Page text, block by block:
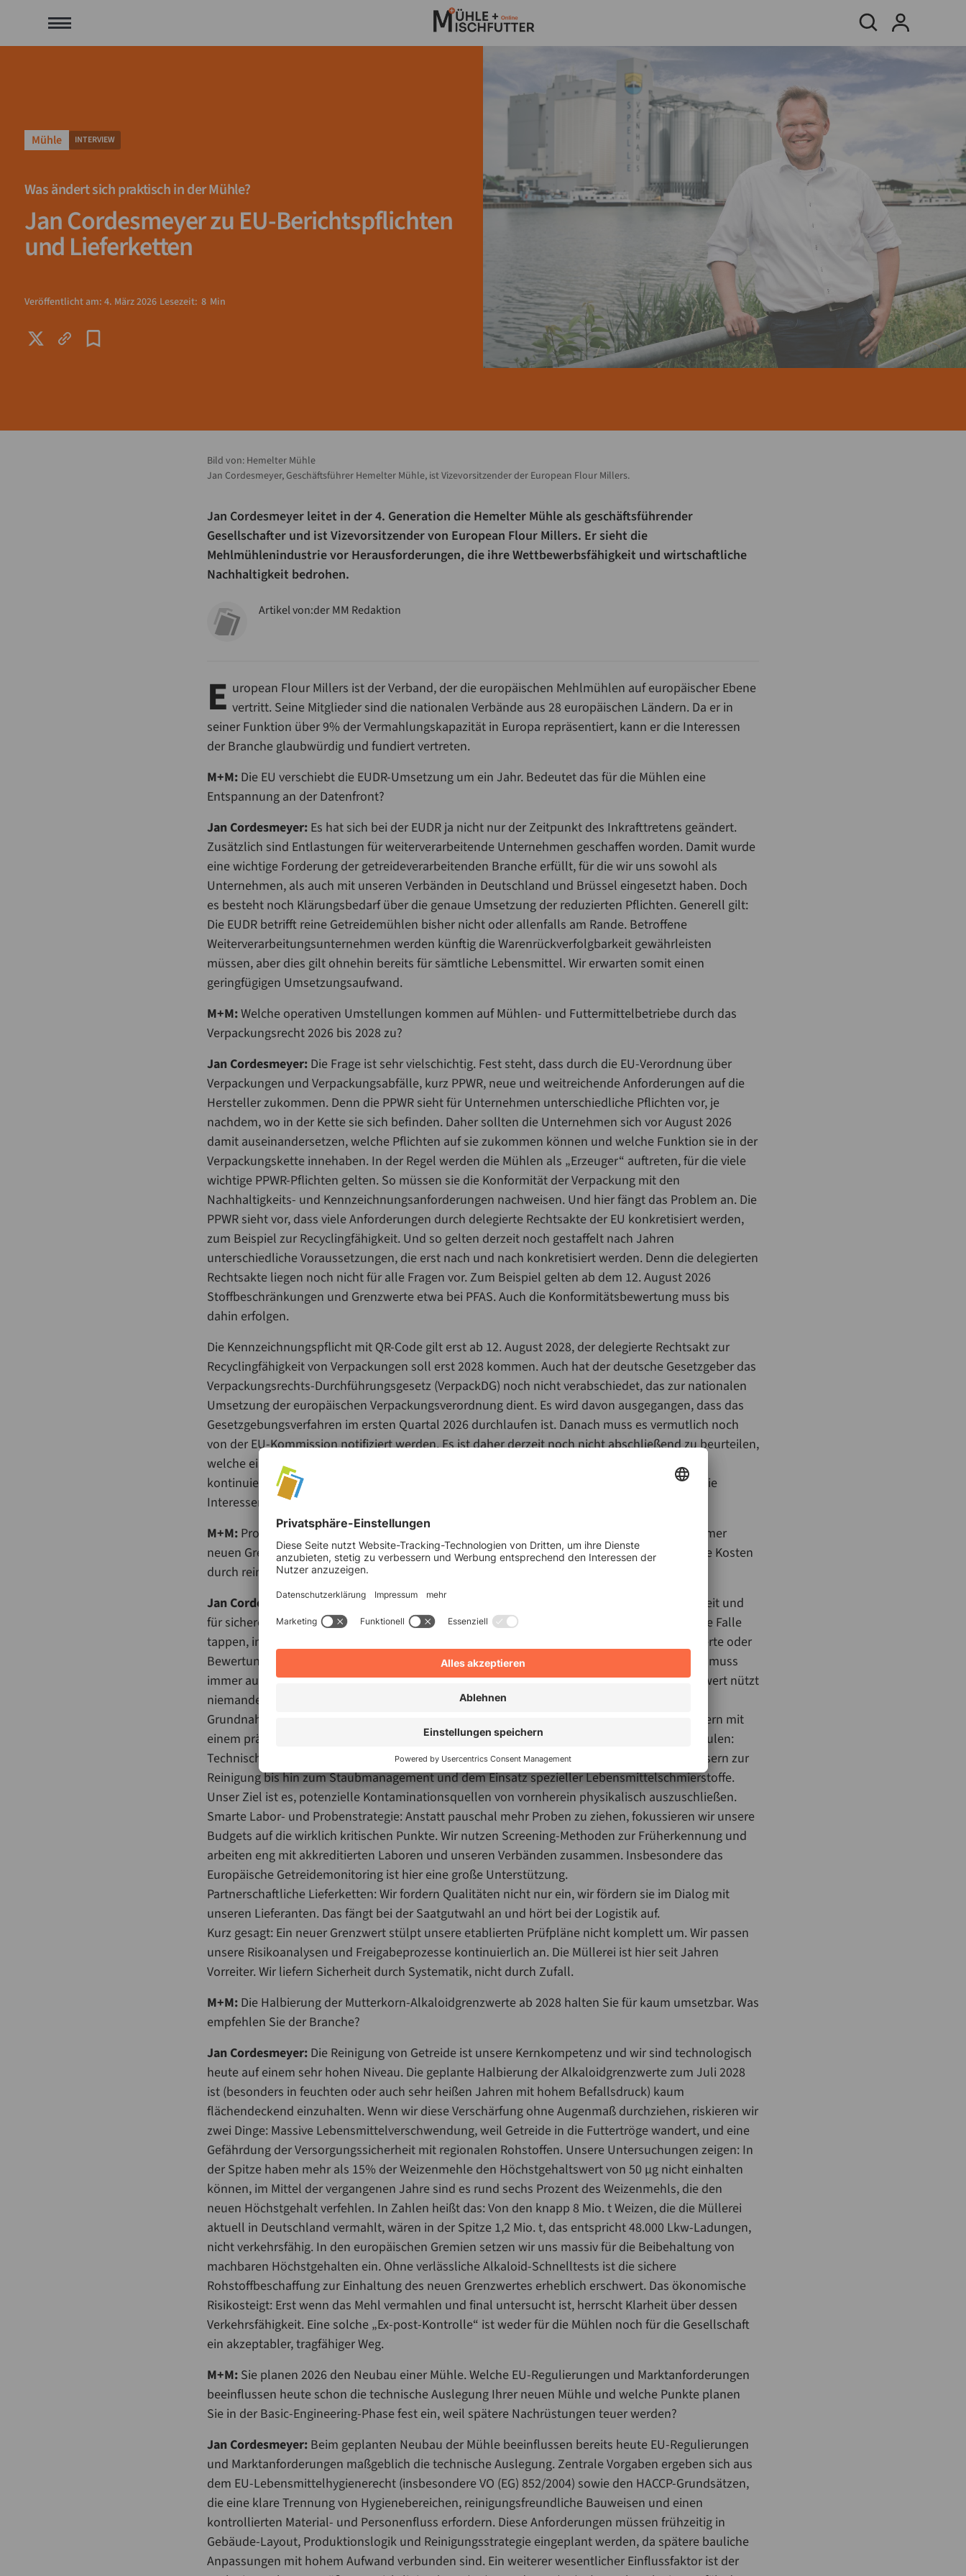
Mühle INTERVIEW
Was ändert sich praktisch in der Mühle?
Jan Cordesmeyer zu EU-Berichtspflichten
und Lieferketten
Veröffentlicht am: 4. März2026 Lesezeit: 8 Min
Bild von: Hemelter Mühle
Jan Cordesmeyer, Geschäftsführer Hemelter Mühle, ist Vizevorsitzender der European Flour Millers.
Jan Cordesmeyer leitet in der 4. Generation die Hemelter Mühle als geschäftsführender
Gesellschafter und ist Vizevorsitzender von European Flour Millers. Er sieht die
Mehlmühlenindustrie vor Herausforderungen, die ihre Wettbewerbsfähigkeit und wirtschaftliche
Nachhaltigkeit bedrohen.
Artikel von:der MM Redaktion
E uropean Flour Millers ist der Verband, der die europäischen Mehlmühlen auf europäischer Ebene
vertritt. Seine Mitglieder sind die nationalen Verbände aus 28 europäischen Ländern. Da er in
seiner Funktion über 9% der Vermahlungskapazität in Europa repräsentiert, kann er die Interessen
der Branche glaubwürdig und fundiert vertreten.
M+M: Die EU verschiebt die EUDR-Umsetzung um ein Jahr. Bedeutet das für die Mühlen eine
Entspannung an der Datenfront?
Jan Cordesmeyer: Es hat sich bei der EUDR ja nicht nur der Zeitpunkt des Inkrafttretens geändert.
Zusätzlich sind Entlastungen für weiterverarbeitende Unternehmen geschaffen worden. Damit wurde
eine wichtige Forderung der getreideverarbeitenden Branche erfüllt, für die wir uns sowohl als
Unternehmen, als auch mit unseren Verbänden in Deutschland und Brüssel eingesetzt haben. Doch
es besteht noch Klärungsbedarf über die genaue Umsetzung der reduzierten Pflichten. Generell gilt:
Die EUDR betrifft reine Getreidemühlen bisher nicht oder allenfalls am Rande. Betroffene
Weiterverarbeitungsunternehmen werden künftig die Warenrückverfolgbarkeit gewährleisten
müssen, aber dies gilt ohnehin bereits für sämtliche Lebensmittel. Wir erwarten somit einen
geringfügigen Umsetzungsaufwand.
M+M:Welche operativen Umstellungen kommen auf Mühlen- und Futtermittelbetriebe durch das
Verpackungsrecht 2026 bis 2028 zu?
Jan Cordesmeyer: Die Frage ist sehr vielschichtig. Fest steht, dass durch die EU-Verordnung über
Verpackungen und Verpackungsabfälle, kurz PPWR, neue und weitreichende Anforderungen auf die
Hersteller zukommen. Denn die PPWR sieht für Unternehmen unterschiedliche Pflichten vor, je
nachdem, wo in der Kette sie sich beﬁnden. Daher sollten die Unternehmen sich vor August 2026
damit auseinandersetzen, welche Pflichten auf sie zukommen können und welche Funktion sie in der
Verpackungskette innehaben. In der Regel werden die Mühlen als „Erzeuger“ auftreten, für die viele
wichtige PPWR-Pﬂichten gelten. So müssen sie die Konformität der Verpackung mit den
Nachhaltigkeits- und Kennzeichnungsanforderungen nachweisen. Und hier fängt das Problem an. Die
PPWR sieht vor, dass viele Anforderungen durch delegierte Rechtsakte der EU konkretisiert werden,
zum Beispiel zur Recyclingfähigkeit. Und so gelten derzeit noch gestaffelt nach Jahren
unterschiedliche Voraussetzungen, die erst nach und nach konkretisiert werden. Denn die delegierten
Rechtsakte liegen noch nicht für alle Fragen vor. Zum Beispiel gelten ab dem 12. August 2026
Stoffbeschränkungen und Grenzwerte etwa bei PFAS. Auch die Konformitätsbewertung muss bis
dahin erfolgen.
Die Kennzeichnungspﬂicht mit QR-Code gilt erst ab 12. August 2028, der delegierte Rechtsakt zur
Recyclingfähigkeit von Verpackungen soll erst 2028 kommen. Auch hat der deutsche Gesetzgeber das
Verpackungsrechts-Durchführungsgesetz (VerpackDG) noch nicht verabschiedet, das zur nationalen
Umsetzung der europäischen Verpackungsverordnung dient. Es wird davon ausgegangen, dass das
Gesetzgebungsverfahren im ersten Quartal 2026 durchlaufen ist. Danach muss es vermutlich noch
von der EU-Kommission notifiziert werden. Es ist daher derzeit noch nicht abschließend zu beurteilen,
welche einzelnen Umstellungen die Betriebe vornehmen müssen. Der VGMS ist hier aber
kontinuierlich dabei, seine Mitglieder über den aktuellen Sachstand zu informieren und für die
Interessen seiner Mitglieder in den einzelnen Verfahren einzutreten.
M+M: Produktsicherheit gilt als der härteste Kern der Compliance. Wie gehen Mühlen mit immer
neuen Grenzwerten, etwa bei MOAH, um, ohne dass die Versorgungssicherheit leidet oder die Kosten
durch reine Analytik explodieren?
Jan Cordesmeyer:Zunächst einmal ist festzuhalten: Die Müllerei steht für hohe Verlässlichkeit und
für sichere Lebensmittel. Aber Sie sprechen einen wichtigen Punkt an: Wir dürfen nicht in eine Falle
tappen, in der wir nur noch „Analytik um der Analytik willen“ betreiben. Wenn neue Grenzwerte oder
Bewertungsansätze (wie aktuell bei MOAH oder anderen Kontaminanten) diskutiert werden, muss
immer auch die Praktikabilität und die Versorgungssicherheit mitgedacht werden. Ein Grenzwert nützt
niemandem, wenn er technisch nicht beherrschbar ist oder die Verfügbarkeit von
Grundnahrungsmitteln gefährdet. Wir reagieren darauf nicht mit blindem Aktionismus, sondern mit
einem präventiven System, das wir seit Jahren stetig verfeinern. Das umfasst im Kern drei Säulen:
Technische Prävention: Wir investieren massiv in moderne Technik. Das reicht von Farbauslesern zur
Reinigung bis hin zum Staubmanagement und dem Einsatz spezieller Lebensmittelschmierstoffe.
Unser Ziel ist es, potenzielle Kontaminationsquellen von vornherein physikalisch auszuschließen.
Smarte Labor- und Probenstrategie: Anstatt pauschal mehr Proben zu ziehen, fokussieren wir unsere
Budgets auf die wirklich kritischen Punkte. Wir nutzen Screening-Methoden zur Früherkennung und
arbeiten eng mit akkreditierten Laboren und unseren Verbänden zusammen. Insbesondere das
Europäische Getreidemonitoring ist hier eine große Unterstützung.
Partnerschaftliche Lieferketten: Wir fordern Qualitäten nicht nur ein, wir fördern sie im Dialog mit
unseren Lieferanten. Das fängt bei der Saatgutwahl an und hört bei der Logistik auf.
Kurz gesagt: Ein neuer Grenzwert stülpt unsere etablierten Prüfpläne nicht komplett um. Wir passen
unsere Risikoanalysen und Freigabeprozesse kontinuierlich an. Die Müllerei ist hier seit Jahren
Vorreiter. Wir liefern Sicherheit durch Systematik, nicht durch Zufall.
M+M: Die Halbierung der Mutterkorn-Alkaloidgrenzwerte ab 2028 halten Sie für kaum umsetzbar. Was
empfehlen Sie der Branche?
Jan Cordesmeyer: Die Reinigung von Getreide ist unsere Kernkompetenz und wir sind technologisch
heute auf einem sehr hohen Niveau. Die geplante Halbierung der Alkaloidgrenzwerte zum Juli 2028
ist (besonders in feuchten oder auch sehr heißen Jahren mit hohem Befallsdruck) kaum
flächendeckend einzuhalten. Wenn wir diese Verschärfung ohne Augenmaß durchziehen, riskieren wir
zwei Dinge: Massive Lebensmittelverschwendung, weil Getreide in die Futtertröge wandert, und eine
Gefährdung der Versorgungssicherheit mit regionalen Rohstoffen. Unsere Untersuchungen zeigen: In
der Spitze haben mehr als 15% der Weizenmehle den Höchstgehaltswert von 50 µg nicht einhalten
können, im Mittel der vergangenen Jahre sind es rund sechs Prozent des Weizenmehls, die den
neuen Höchstgehalt verfehlen. In Zahlen heißt das: Von den knapp 8 Mio. t Weizen, die die Müllerei
aktuell in Deutschland vermahlt, wären in der Spitze 1,2 Mio. t, das entspricht 48.000 Lkw-Ladungen,
nicht verkehrsfähig. In den europäischen Gremien setzen wir uns massiv für die Beibehaltung von
machbaren Höchstgehalten ein. Ohne verlässliche Alkaloid-Schnelltests ist die sichere
Rohstoffbeschaffung zur Einhaltung des neuen Grenzwertes erheblich erschwert. Das ökonomische
Risikosteigt: Erst wenn das Mehl vermahlen und final untersucht ist, herrscht Klarheit über dessen
Verkehrsfähigkeit. Eine solche „Ex-post-Kontrolle“ ist weder für die Mühlen noch für die Gesellschaft
ein akzeptabler, tragfähiger Weg.
M+M: Sie planen 2026 den Neubau einer Mühle. Welche EU-Regulierungen und Marktanforderungen
beeinflussen heute schon die technische Auslegung Ihrer neuen Mühle und welche Punkte planen
Sie in der Basic-Engineering-Phase fest ein, weil spätere Nachrüstungen teuer werden?
Jan Cordesmeyer: Beim geplanten Neubau der Mühle beeinflussen bereits heute EU-Regulierungen
und Marktanforderungen maßgeblich die technische Auslegung. Zentrale Vorgaben ergeben sich aus
dem EU-Lebensmittelhygienerecht (insbesondere VO (EG) 852/2004) sowie den HACCP-Grundsätzen,
die eine klare Trennung von Hygienebereichen, reinigungsfreundliche Bauweisen und einen
kontrollierten Material- und Personenfluss erfordern. Diese Anforderungen müssen frühzeitig in
Gebäude-Layout, Produktionslogik und Reinigungsstrategie eingeplant werden, da spätere bauliche
Anpassungen mit hohem Aufwand verbunden sind. Ein weiterer wesentlicher Einflussfaktor ist der